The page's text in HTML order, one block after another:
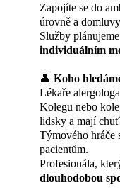
Zapojíte se do
úrovně a
Služby plánujeme
individuálním
👤 Koho
Lékaře alergologa
Kolegu nebo
lidsky a mají
Týmového hráče
pacientům.
Profesionála,
dlouhodobou